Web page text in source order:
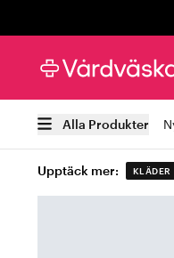
Alla Produkter
Upptäck mer: KLÄDER